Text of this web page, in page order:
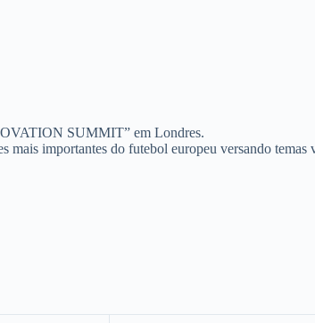
SUMMIT” em Londres.
importantes do futebol europeu versando temas